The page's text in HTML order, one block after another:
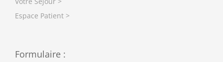
Espace Patient >
Formulaire :